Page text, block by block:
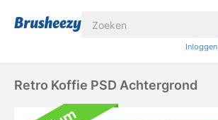
Inloggen
Retro Koffie PSD Achtergrond